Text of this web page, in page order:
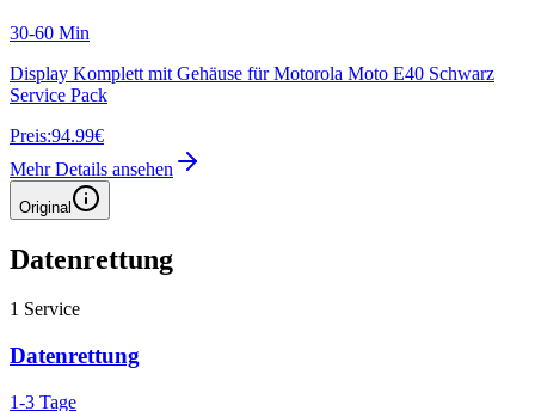
30-60 Min
Display Komplett mit Gehäuse für Motorola Moto E40 Schwarz
Service Pack
Preis:94.99€
Mehr Details ansehen
Original
Datenrettung
1 Service
Datenrettung
1-3 Tage